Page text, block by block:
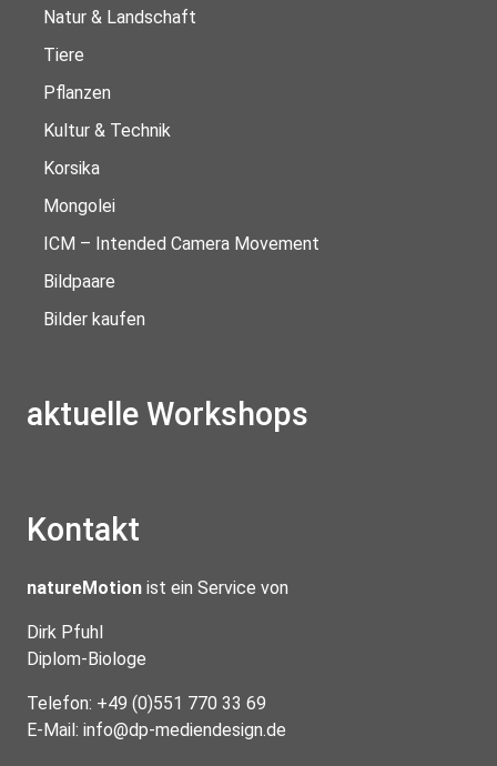
Natur & Landschaft
Tiere
Pflanzen
Kultur & Technik
Korsika
Mongolei
ICM – Intended Camera Movement
Bildpaare
Bilder kaufen
aktuelle Workshops
Kontakt
natureMotion ist ein Service von
Dirk Pfuhl
Diplom-Biologe
Telefon: +49 (0)551 770 33 69
E-Mail: info@dp-mediendesign.de